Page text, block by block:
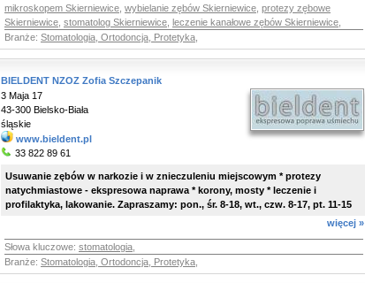
mikroskopem Skierniewice wybielanie zębów Skierniewice protezy zębowe
Skierniewice stomatolog Skierniewice leczenie kanałowe zębów Skierniewice
Branże: Stomatologia, Ortodoncja, Protetyka
BIELDENT NZOZ Zofia Szczepanik
3 Maja 17
43-300 Bielsko-Biała
śląskie
www.bieldent.pl
33 822 89 61
Usuwanie zębów w narkozie i w znieczuleniu miejscowym * protezy
natychmiastowe - ekspresowa naprawa * korony, mosty * leczenie i
profilaktyka, lakowanie. Zapraszamy: pon., śr. 8-18, wt., czw. 8-17, pt. 11-15
więcej »
Słowa kluczowe: stomatologia
Branże: Stomatologia, Ortodoncja, Protetyka